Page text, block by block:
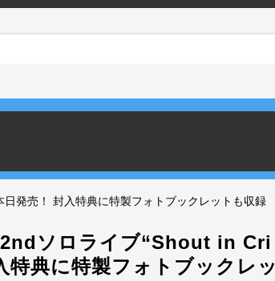
日発売！ 封入特典に特製フォトブックレットも収録
2ndソロライブ“Shout in Cri
典に特製フォトブックレッ